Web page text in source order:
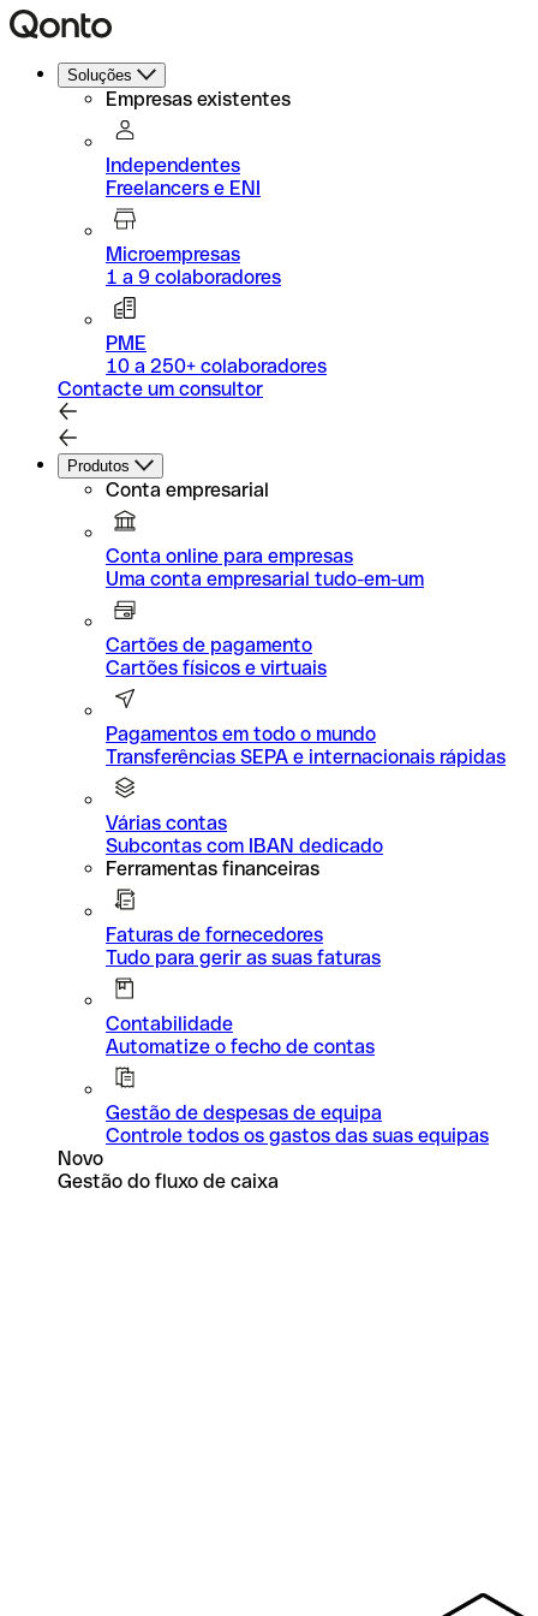
Soluções
Empresas existentes
Independentes
Freelancers e ENI
Microempresas
1 a 9 colaboradores
PME
10 a 250+ colaboradores
Contacte um consultor
Produtos
Conta empresarial
Conta online para empresas
Uma conta empresarial tudo-em-um
Cartões de pagamento
Cartões físicos e virtuais
Pagamentos em todo o mundo
Transferências SEPA e internacionais rápidas
Várias contas
Subcontas com IBAN dedicado
Ferramentas financeiras
Faturas de fornecedores
Tudo para gerir as suas faturas
Contabilidade
Automatize o fecho de contas
Gestão de despesas de equipa
Controle todos os gastos das suas equipas
Novo
Gestão do fluxo de caixa